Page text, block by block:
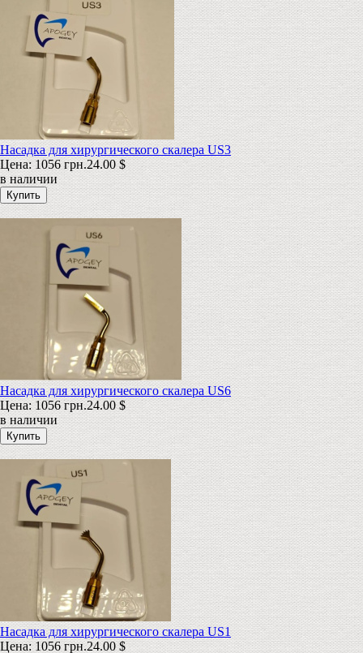
Насадка для хирургического скалера US3
Цена:1056 грн.24.00 $
в наличии
Насадка для хирургического скалера US6
Цена: 1056 грн.24.00 $
в наличии
Насадка для хирургического скалера US1
Цена: 1056 грн.24.00 $